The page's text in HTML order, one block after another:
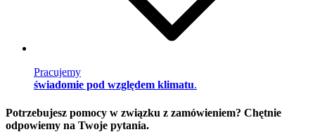
Pracujemy
świadomie pod względem klimatu.
Potrzebujesz pomocy w związku z zamówieniem? Chętnie
odpowiemy na Twoje pytania.